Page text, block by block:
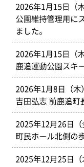
2026年1月15日（
公園維持管理用に
ました。
2026年1月15日（
鹿追運動公園スキ
2026年1月8日（木
吉田弘志 前鹿追町
2025年12月26日（
町民ホール北側の
2025年12月25日（